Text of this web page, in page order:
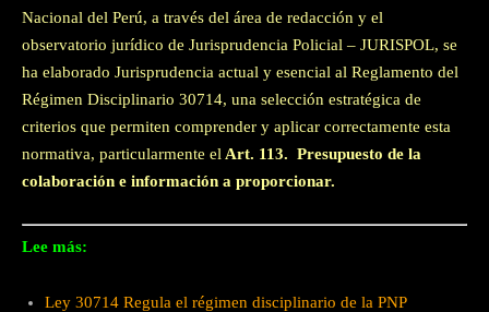
Nacional del Perú, a través del área de redacción y el
observatorio jurídico de Jurisprudencia Policial – JURISPOL, se
ha elaborado Jurisprudencia actual y esencial al Reglamento del
Régimen Disciplinario 30714, una selección estratégica de
criterios que permiten comprender y aplicar correctamente esta
normativa, particularmente el Art. 113. Presupuesto de la
colaboración e información a proporcionar.
Lee más:
Ley 30714 Regula el régimen disciplinario de la PNP